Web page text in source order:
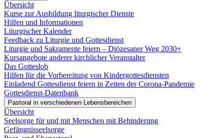
Übersicht
Kurse zur Ausbildung liturgischer Dienste
Hilfen und Informationen
Liturgischer Kalender
Feedback zu Liturgie und Gottesdienst
Liturgie und Sakramente feiern – Diözesaner Weg 2030+
Kursangebote anderer kirchlicher Veranstalter
Das Gotteslob
Hilfen für die Vorbereitung von Kindergottesdiensten
Einladend Gottesdienst feiern in Zeiten der Corona-Pandemie
Gottesdienst-Datenbank
Pastoral in verschiedenen Lebensbereichen
Übersicht
Seelsorge für und mit Menschen mit Behinderung
Gefängnisseelsorge